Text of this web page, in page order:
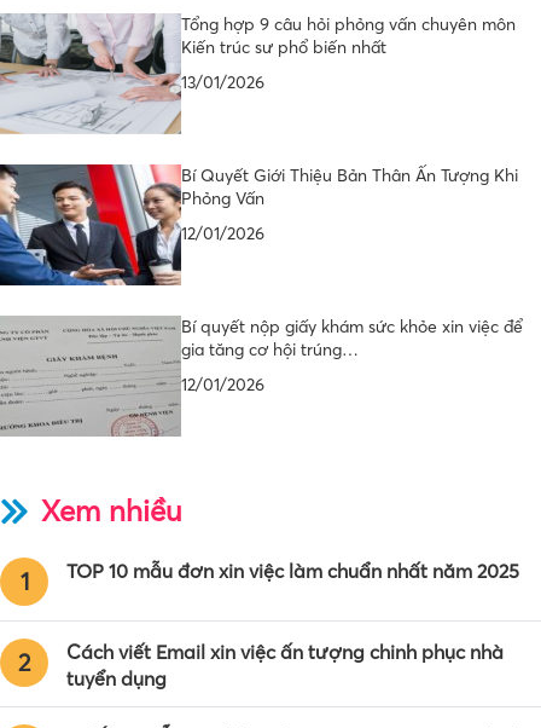
Tổng hợp 9 câu hỏi phỏng vấn chuyên môn
Kiến trúc sư phổ biến nhất
13/01/2026
Bí Quyết Giới Thiệu Bản Thân Ấn Tượng Khi
Phỏng Vấn
12/01/2026
Bí quyết nộp giấy khám sức khỏe xin việc để
gia tăng cơ hội trúng…
12/01/2026
Xem nhiều
1 TOP 10 mẫu đơn xin việc làm chuẩn nhất năm 2025
2
Cách viết Email xin việc ấn tượng chinh phục nhà
tuyển dụng